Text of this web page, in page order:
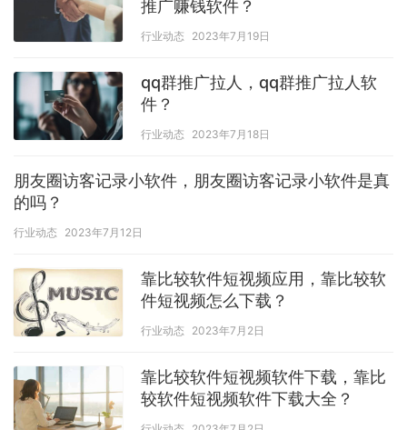
推广赚钱软件？
行业动态 2023年7月19日
qq群推广拉人，qq群推广拉人软
件？
行业动态 2023年7月18日
朋友圈访客记录小软件，朋友圈访客记录小软件是真
的吗？
行业动态 2023年7月12日
靠比较软件短视频应用，靠比较软
件短视频怎么下载？
行业动态 2023年7月2日
靠比较软件短视频软件下载，靠比
较软件短视频软件下载大全？